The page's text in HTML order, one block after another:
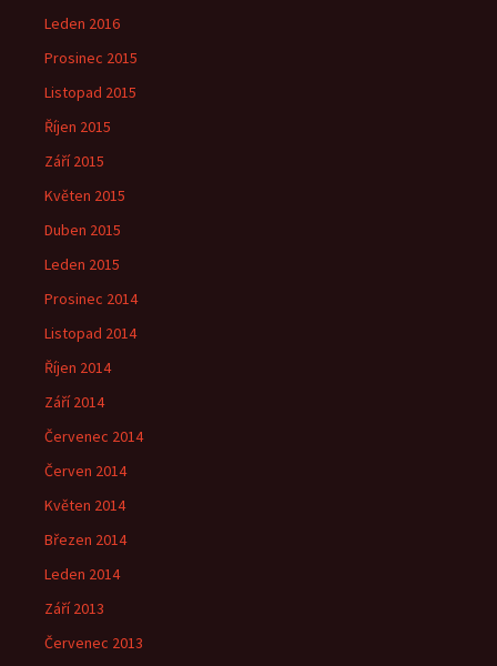
Leden 2016
Prosinec 2015
Listopad 2015
Říjen 2015
Září 2015
Květen 2015
Duben 2015
Leden 2015
Prosinec 2014
Listopad 2014
Říjen 2014
Září 2014
Červenec 2014
Červen 2014
Květen 2014
Březen 2014
Leden 2014
Září 2013
Červenec 2013